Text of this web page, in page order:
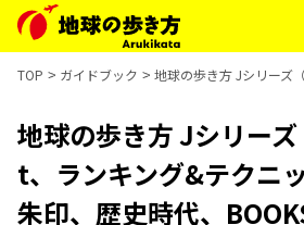
TOP ガイドブック 地球の歩き方 Jシリーズ
地球の歩き方 Jシリー
t、ランキング&テクニ
朱印、歴史時代、